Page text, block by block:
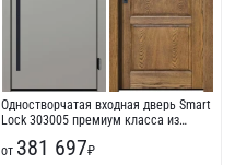
Одностворчатая входная дверь Smart
Lock 303005 премиум класса из
от 381 697₽